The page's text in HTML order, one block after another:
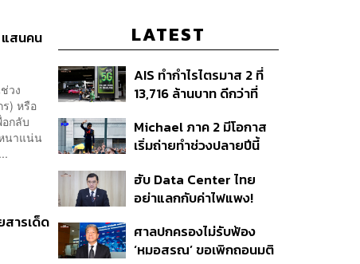
แสนคน
วง
) หรือ
กลับ
นาแน่น
ารเด็ด
LATEST
AIS ทำกำไรไตรมาส 2 ที่
13,716 ล้านบาท ดีกว่าที่
เท่าเดิม เน็ตบ้านโตแรงสุด
7.9%
Michael ภาค 2 มีโอกาส
เริ่มถ่ายทำช่วงปลายปีนี้
ฮับ Data Center ไทย
อย่าแลกกับค่าไฟแพง!
รัฐต้องคุมต้นทุนน้ำ-ไฟ
ศาลปกครองไม่รับฟ้อง
‘หมอสรณ’ ขอเพิกถอนมติ